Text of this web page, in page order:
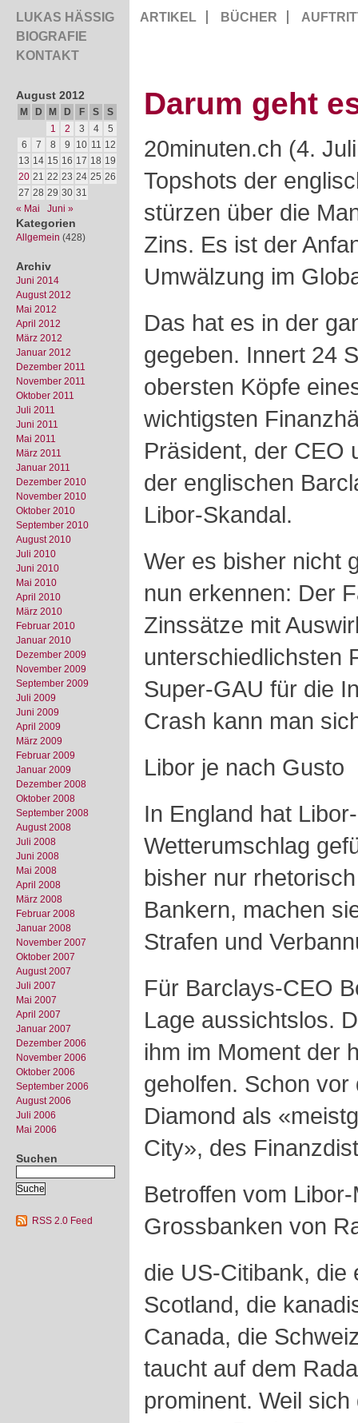
LUKAS HÄSSIG
BIOGRAFIE
KONTAKT
ARTIKEL BÜCHER
August 2012
M D M D F S
S
1
2 3 4
5
6
7 8 9 10 11 12
13 14 15 16 17 18 19
20 21 22 23 24 25 26
27 28 29 30 31
« Mai
Juni »
Kategorien
Allgemein (428)
Archiv
Juni 2014
August 2012
Mai 2012
April 2012
März 2012
Januar 2012
Dezember 2011
November 2011
Oktober 2011
Juli 2011
Juni 2011
Mai 2011
März 2011
Januar 2011
Dezember 2010
November 2010
Oktober 2010
September 2010
August 2010
Juli 2010
Juni 2010
Mai 2010
April 2010
März 2010
Februar 2010
Januar 2010
Dezember 2009
November 2009
September 2009
Juli 2009
Juni 2009
April 2009
März 2009
Februar 2009
Januar 2009
Dezember 2008
Oktober 2008
September 2008
August 2008
Juli 2008
Juni 2008
Mai 2008
April 2008
März 2008
Februar 2008
Januar 2008
November 2007
Oktober 2007
August 2007
Juli 2007
Mai 2007
April 2007
Januar 2007
Dezember 2006
November 2006
Oktober 2006
September 2006
August 2006
Juli 2006
Mai 2006
Suchen
RSS 2.0 Feed
Darum geht
20minuten.ch (4.
Topshots der
stürzen über die
Zins. Es ist der
Umwälzung im
Das hat es in der
gegeben. Innert 24
obersten Köpfe
wichtigsten
Präsident, der CEO
der englischen
Libor-Skandal.
Wer es bisher nicht
nun erkennen: Der
Zinssätze mit
unterschiedlichsten
Super-GAU für die
Crash kann man
Libor je nach Gusto
In England hat
Wetterumschlag
bisher nur
Bankern, machen
Strafen und
Für Barclays-CEO
Lage aussichtslos.
ihm im Moment der
geholfen. Schon
Diamond als
City», des
Betroffen vom
Grossbanken von
die US-Citibank, die
Scotland, die
Canada, die
taucht auf dem
prominent. Weil